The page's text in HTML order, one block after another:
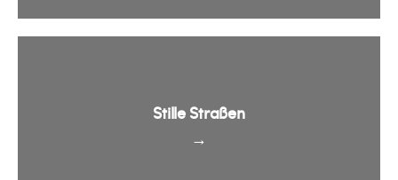
→
Stille Straßen